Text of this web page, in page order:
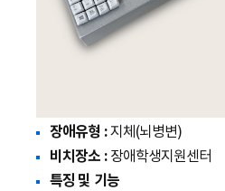
장애유형 :지체(뇌병변)
비치장소 : 장애학생지원센터
특징 및 기능